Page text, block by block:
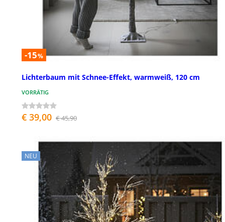
-15%
Lichterbaum mit Schnee-Effekt, warmweiß, 120 cm
VORRÄTIG
€ 39,00 € 45,90
NEU